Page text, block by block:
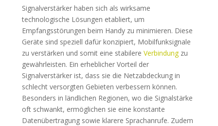
Signalverstärker haben sich als wirksame
technologische Lösungen etabliert, um
Empfangsstörungen beim Handy zu minimieren. Diese
Geräte sind speziell dafür konzipiert, Mobilfunksignale
zu verstärken und somit eine stabilere Verbindungzu
gewährleisten. Ein erheblicher Vorteil der
Signalverstärker ist, dass sie die Netzabdeckung in
schlecht versorgten Gebieten verbessern können.
Besonders in ländlichen Regionen, wo die Signalstärke
oft schwankt, ermöglichen sie eine konstante
Datenübertragung sowie klarere Sprachanrufe. Zudem